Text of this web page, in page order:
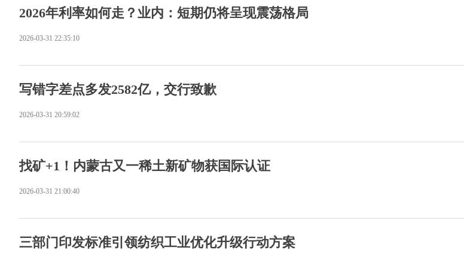
2026年利率如何走？业内：短期仍将呈现震荡格局
2026-03-31 22:35:10
写错字差点多发2582亿，交行致歉
2026-03-31 20:59:02
找矿+1！内蒙古又一稀土新矿物获国际认证
2026-03-31 21:00:40
三部门印发标准引领纺织工业优化升级行动方案